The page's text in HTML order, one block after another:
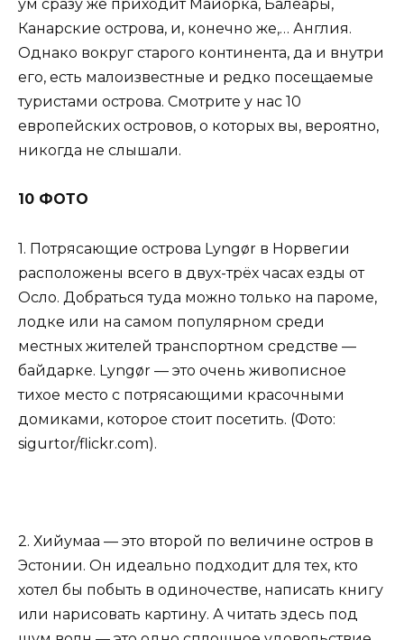
ум сразу же приходит Майорка, Балеары,
Канарские острова, и, конечно же,… Англия.
Однако вокруг старого континента, да и внутри
его, есть малоизвестные и редко посещаемые
туристами острова. Смотрите у нас 10
европейских островов, о которых вы, вероятно,
никогда не слышали.
10 ФОТО
1. Потрясающие острова Lyngør в Норвегии
расположены всего в двух-трёх часах езды от
Осло. Добраться туда можно только на пароме,
лодке или на самом популярном среди
местных жителей транспортном средстве —
байдарке. Lyngør — это очень живописное
тихое место с потрясающими красочными
домиками, которое стоит посетить. (Фото:
sigurtor/flickr.com).
2. Хийумаа — это второй по величине остров в
Эстонии. Он идеально подходит для тех, кто
хотел бы побыть в одиночестве, написать книгу
или нарисовать картину. А читать здесь под